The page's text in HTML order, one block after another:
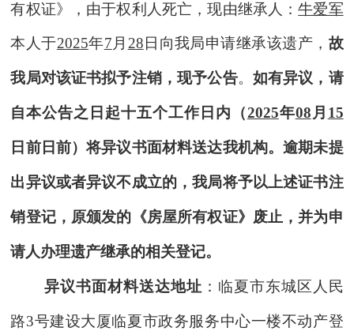
有权证》， 由于权利人死亡 ，现由继承人：牛爱军
本人于2025年7月 28 日向我局申请继承该遗产， 故
我局对该证书拟予注销，现予公告。 如有异议，请
自本公告之日起十五个工作日内（2025年08月 15
日前日前）将异议书面材料送达我机构。逾期未提
出异议或者异议不成立的，我局将予以上述证书注
销登记，原颁发的《房屋所有权证》废止，并为申
请人办理遗产继承的相关登记。
异议书面材料送达地址 ：临夏市东城区人民
路3号建设大厦临夏市政务服务中心一楼不动产登